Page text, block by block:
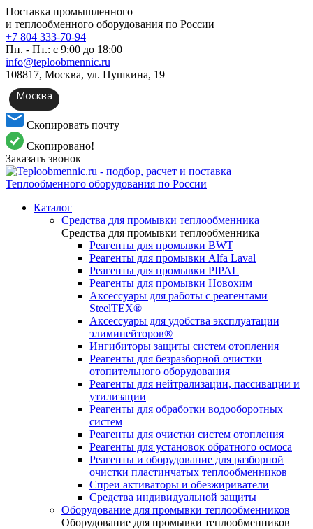
Поставка промышленного
и теплообменного оборудования по России
+7 804 333-70-94
Пн. - Пт.: с 9:00 до 18:00
info@teploobmennic.ru
108817, Москва, ул. Пушкина, 19
Москва
Скопировать почту
Скопировано!
Заказать звонок
Каталог
Средства для промывки теплообменника
Средства для промывки теплообменника
Реагенты для промывки BWT
Реагенты для промывки Alfa Laval
Реагенты для промывки PIPAL
Реагенты для промывки Новохим
Аксессуары для работы с реагентами
SteelTEX®
Аксессуары для удобства эксплуатации
элиминейторов®
Ингибиторы защиты систем отопления
Реагенты для безразборной очистки
отопительного оборудования
Реагенты для нейтрализации, пассивации и
утилизации
Реагенты для обработки водооборотных
систем
Реагенты для очистки систем отопления
Реагенты для установок обратного осмоса
Реагенты и оборудование для разборной
очистки пластинчатых теплообменников
Спреи активаторы и обезжириватели
Средства индивидуальной защиты
Оборудование для промывки теплообменников
Оборудование для промывки теплообменников